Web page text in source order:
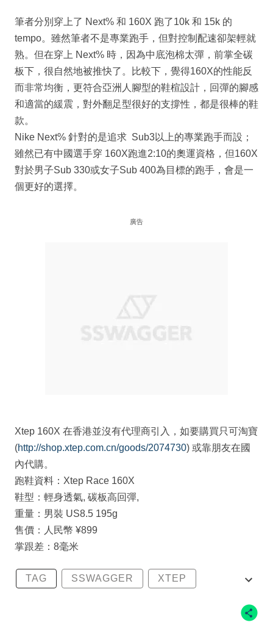
筆者分別穿上了 Next% 和 160X 跑了10k 和 15k 的
tempo。雖然筆者不是專業跑手，但對控制配速卻架輕就
熟。但在穿上 Next% 時，因為中底泡棉太彈，前掌全碳
板下，很自然地被推快了。比較下，覺得160X的性能反
而非常均衡，更符合亞洲人腳型的鞋楦設計，回彈的腳感
和適當的緩震，對外翻足型很好的支撐性，都是很棒的鞋
款。
Nike Next% 針對的是追求 Sub3以上的專業跑手而設；
雖然已有中國選手穿 160X跑進2:10的奧運資格，但160X
對於男子Sub 330或女子Sub 400為目標的跑手，會是一
個更好的選擇。
廣告
Xtep 160X 在香港並沒有代理商引入，如要購買只可淘寶
(http://shop.xtep.com.cn/goods/2074730) 或靠朋友在國
內代購。
跑鞋資料：Xtep Race 160X
鞋型：輕身透氣, 碳板高回彈,
重量：男裝 US8.5 195g
售價：人民幣 ¥899
掌跟差：8毫米
TAG SSWAGGER XTEP